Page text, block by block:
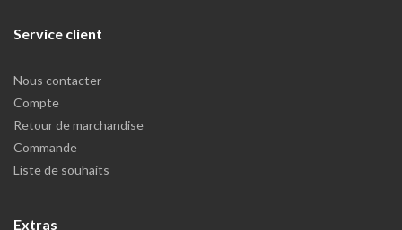
Service client
Nous contacter
Compte
Retour de marchandise
Commande
Liste de souhaits
Extras